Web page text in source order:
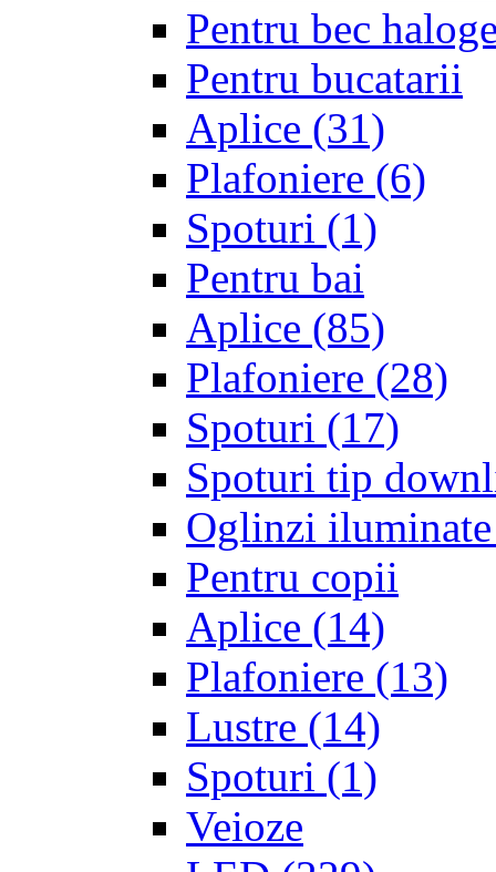
Pentru bec
Pentru bucatarii
Aplice (31)
Plafoniere (6)
Spoturi (1)
Pentru bai
Aplice (85)
Plafoniere (28)
Spoturi (17)
Spoturi tip
Oglinzi iluminate
Pentru copii
Aplice (14)
Plafoniere (13)
Lustre (14)
Spoturi (1)
Veioze